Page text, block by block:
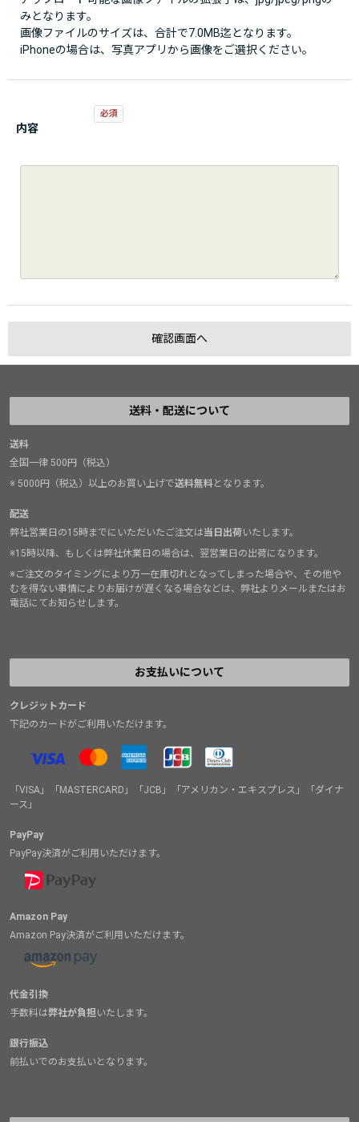
みとなります。
画像ファイルのサイズは、合計で7.0MB迄となります。
iPhoneの場合は、写真アプリから画像をご選択ください。
内容
送料・配送について
送料
全国一律 500円（税込）
※ 5000円（税込）以上のお買い上げで送料無料となります。
配送
弊社営業日の15時までにいただいたご注文は当日出荷いたします。
※15時以降、もしくは弊社休業日の場合は、翌営業日の出荷になります。
※ご注文のタイミングにより万一在庫切れとなってしまった場合や、その他や
むを得ない事情によりお届けが遅くなる場合などは、弊社よりメールまたはお
電話にてお知らせします。
お支払いについて
クレジットカード
下記のカードがご利用いただけます。
「VISA」「MASTERCARD」「JCB」「アメリカン・エキスプレス」「ダイナ
ース」
PayPay
PayPay決済がご利用いただけます。
Amazon Pay
Amazon Pay決済がご利用いただけます。
代金引換
手数料は弊社が負担いたします。
銀行振込
前払いでのお支払いとなります。